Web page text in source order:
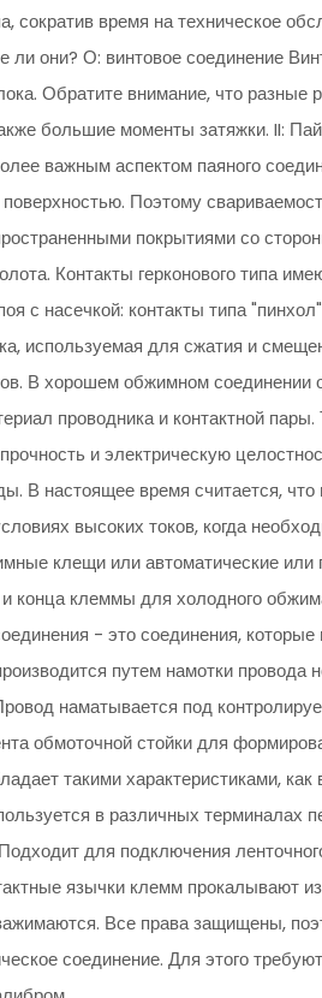
сократив время на техническое
они? О: винтовое соединение
Обратите внимание, что разные
большие моменты затяжки. II:
важным аспектом паяного
Поэтому
покрытиями со
Контакты герконового типа
с насечкой: контакты типа
используемая для сжатия и
В хорошем обжимном
проводника и контактной
и электрическую
В настоящее время считается,
высоких токов, когда
клещи или автоматические или
конца клеммы для холодного
- это соединения,
путем намотки провода
наматывается под
обмоточной стойки для
такими характеристиками, как
в различных терминалах
для подключения
язычки клемм прокалывают
Все права защищены,
соединение. Для этого